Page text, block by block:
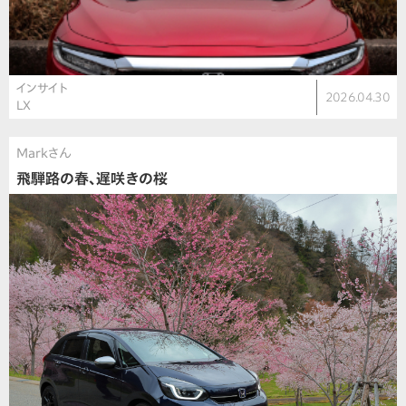
インサイト
LX
2026.04.30
Markさん
飛騨路の春、遅咲きの桜